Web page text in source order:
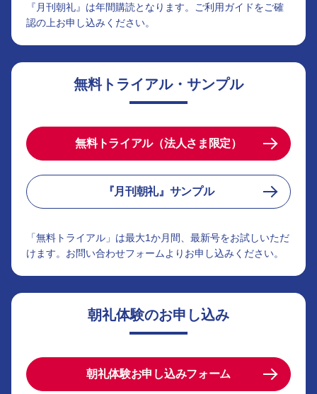
『月刊朝礼』は年間購読となります。ご利用ガイドをご確
認の上お申し込みください。
無料トライアル・サンプル
無料トライアル（法人さま限定）
『月刊朝礼』サンプル
「無料トライアル」は最大1か月間、最新号をお試しいただ
けます。お問い合わせフォームよりお申し込みください。
朝礼体験のお申し込み
朝礼体験お申し込みフォーム